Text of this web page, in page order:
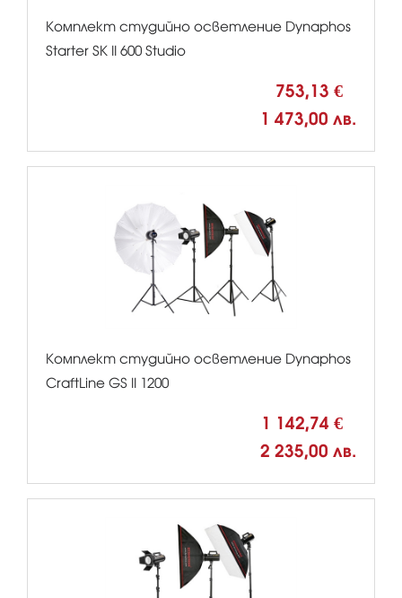
Комплект студийно осветление Dynaphos
Starter SK II 600 Studio
753,13 €
1 473,00 лв.
Комплект студийно осветление Dynaphos
CraftLine GS II 1200
1 142,74 €
2 235,00 лв.